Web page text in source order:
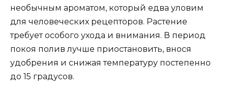
необычным ароматом, который едва уловим
для человеческих рецепторов. Растение
требует особого ухода и внимания. В период
покоя полив лучше приостановить, внося
удобрения и снижая температуру постепенно
до 15 градусов.